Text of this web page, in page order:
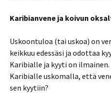
Karibianvene ja koivun
Uskoontuloa (tai uskoa) on
keikkuu edessäsi ja odottaa
Karibialle ja kyyti on
Karibialle uskomalla, että
sen kyytiin?